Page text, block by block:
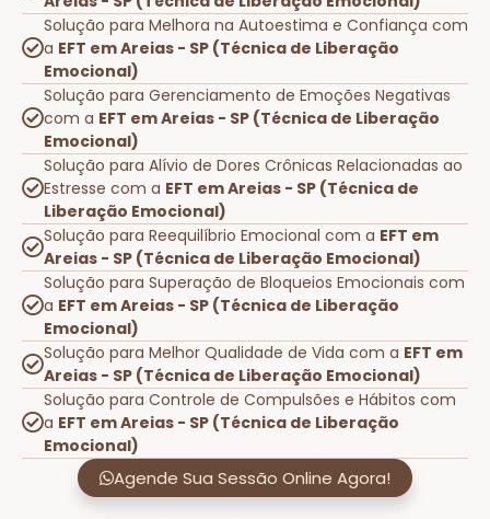
Solução para Melhora na Autoestima e Confiança com
a EFT em Areias - SP (Técnica de Liberação
Emocional)
Solução para Gerenciamento de Emoções Negativas
com a EFT em Areias - SP (Técnica de Liberação
Emocional)
Solução para Alívio de Dores Crônicas Relacionadas ao
Estresse com a EFT em Areias - SP (Técnica de
Liberação Emocional)
Solução para Reequilíbrio Emocional com a EFT em
Areias - SP (Técnica de Liberação Emocional)
Solução para Superação de Bloqueios Emocionais com
a EFT em Areias - SP (Técnica de Liberação
Emocional)
Solução para Melhor Qualidade de Vida com a EFT em
Areias - SP (Técnica de Liberação Emocional)
Solução para Controle de Compulsões e Hábitos com
a EFT em Areias - SP (Técnica de Liberação
Emocional)
Agende Sua Sessão Online Agora!